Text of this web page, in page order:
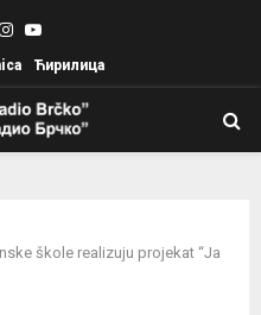
Instagram
Youtube
Ћирилица
škole realizuju projekat “Ja